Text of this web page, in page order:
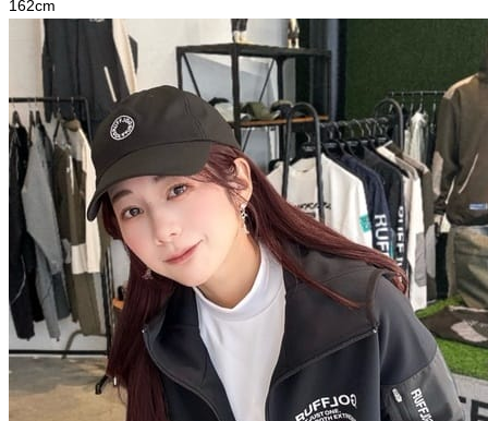
162cm